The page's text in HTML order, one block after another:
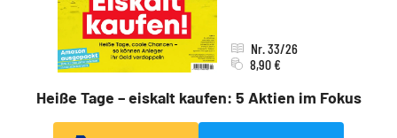
Heiße Tage – eiskalt kaufen: 5 Aktien im Fokus
Nr. 33/26
8,90 €